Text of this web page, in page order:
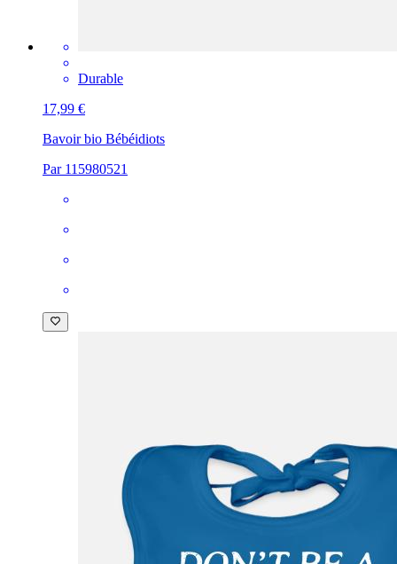
Durable
17,99 €
Bavoir bio Bébéidiots
Par 115980521